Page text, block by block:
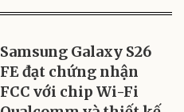
Samsung Galaxy S26
FE đạt chứng nhận
FCC với chip Wi-Fi